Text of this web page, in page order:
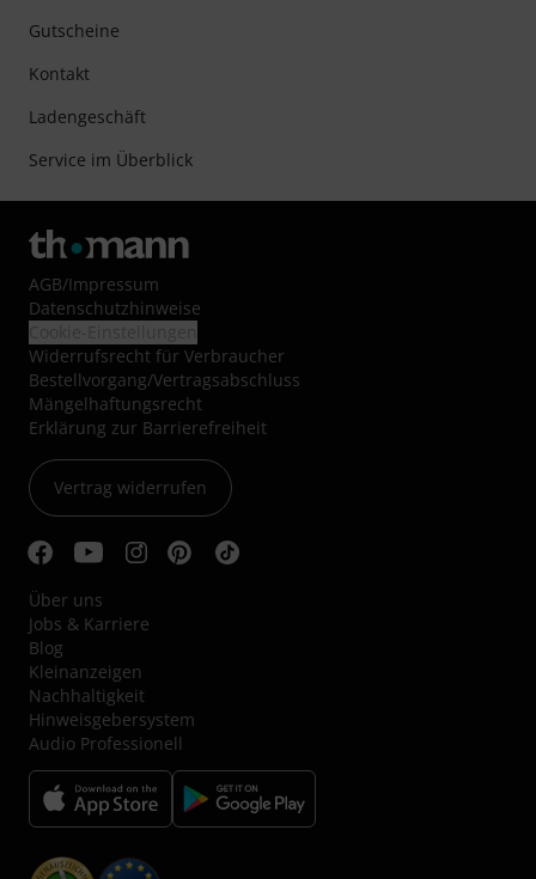
Gutscheine
Kontakt
Ladengeschäft
Service im Überblick
AGB/Impressum
Datenschutzhinweise
Widerrufsrecht für Verbraucher
Bestellvorgang/Vertragsabschluss
Mängelhaftungsrecht
Erklärung zur Barrierefreiheit
Vertrag widerrufen
Über uns
Jobs & Karriere
Blog
Kleinanzeigen
Nachhaltigkeit
Hinweisgebersystem
Audio Professionell